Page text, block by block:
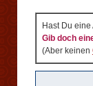
Hast Du
Gib doch
(Aber keinen